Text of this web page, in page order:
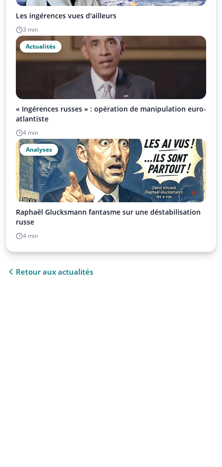
Les ingérences vues d'ailleurs
3 min
Actualités
« Ingérences russes » : opération de manipulation euro-
atlantiste
4 min
Analyses
Raphaël Glucksmann fantasme sur une déstabilisation
russe
4 min
Retour aux actualités